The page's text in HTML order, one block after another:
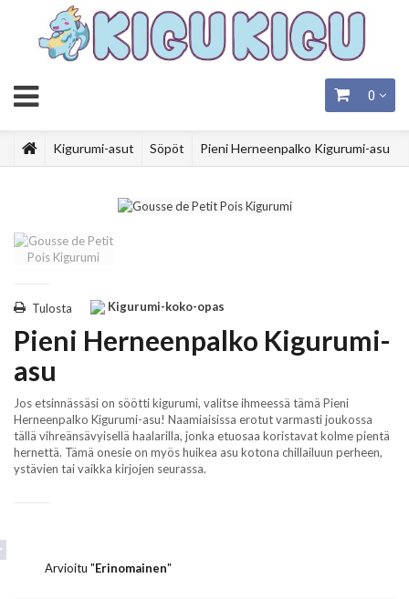
0
Kigurumi-asut Söpöt Pieni Herneenpalko Kigurumi-asu
Kigurumi-koko-opas
Tulosta
Pieni Herneenpalko Kigurumi-
asu
Jos etsinnässäsi on söötti kigurumi, valitse ihmeessä tämä Pieni
Herneenpalko Kigurumi-asu! Naamiaisissa erotut varmasti joukossa
tällä vihreänsävyisellä haalarilla, jonka etuosaa koristavat kolme pientä
hernettä. Tämä onesie on myös huikea asu kotona chillailuun perheen,
ystävien tai vaikka kirjojen seurassa.
Arvioitu "Erinomainen"